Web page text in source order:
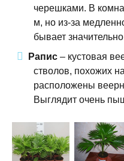
черешками. В
м, но из-за
бывает
Рапис – кустовая
стволов, похожих
расположены
Выглядит очень